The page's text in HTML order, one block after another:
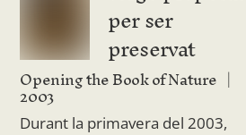
per ser
preservat
Opening the Book of Nature
2003
Durant la primavera del 2003,